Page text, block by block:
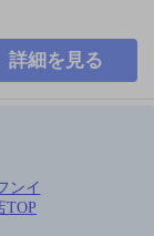
詳細を見る
ンイ
TOP